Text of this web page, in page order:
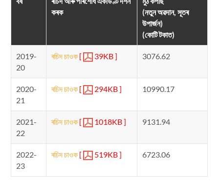
2019-
20
ৰচিদ চাওক [ 39KB ] 3076.62
2020-
21
ৰচিদ চাওক [ 294KB ] 10990.17
2021-
22
ৰচিদ চাওক [ 1018KB ] 9131.94
2022-
23
ৰচিদ চাওক [ 519KB ] 6723.06
কৰক
(নতুন অৱদান, সূতৰ
উপাৰ্জন)
(কোটি টকাত)